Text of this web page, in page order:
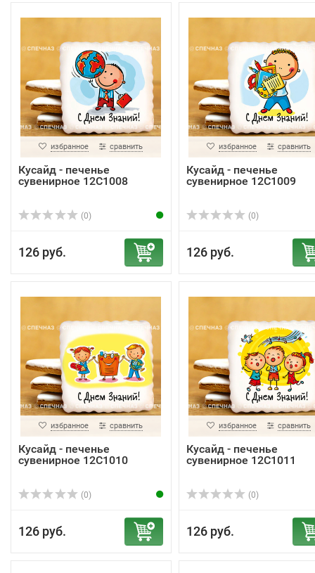
избранное сравнить
Кусайд - печенье
сувенирное 12С1008
(0)
126 руб.
избранное сравнить
Кусайд - печенье
сувенирное 12С1009
(0)
126 руб.
избранное сравнить
Кусайд - печенье
сувенирное 12С1010
(0)
126 руб.
избранное сравнить
Кусайд - печенье
сувенирное 12С1011
(0)
126 руб.